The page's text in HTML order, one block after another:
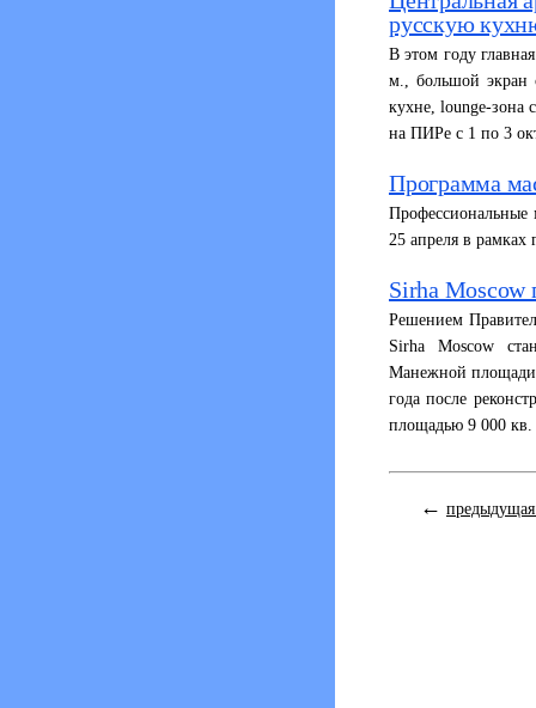
русскую
В этом году
м., большой экран
кухне, lounge-зона
на ПИРе с 1 по 3
Программа
Профессиональные
25 апреля в рамках
Sirha Moscow
Решением
Sirha Moscow
Манежной площади
года после
площадью 9 000
←